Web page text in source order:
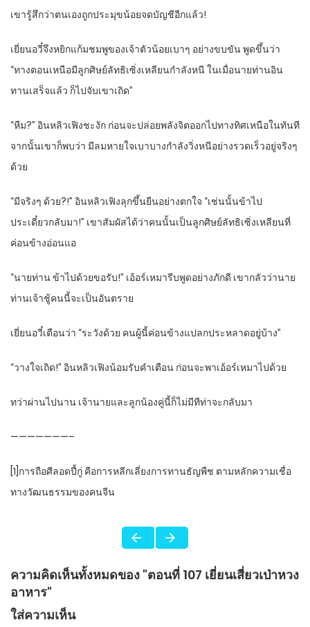
เขารู้สึกว่าตนเองถูกประมุขน้อยจดบัญชีอีกแล้ว!
เยี่ยนอวี๋จึงหยิกแก้มชมพูของเจ้าตัวน้อยเบาๆ อย่างขบขัน พูดขึ้นว่า
“ทางตอนเหนือมีลูกศิษย์ลัทธิเซิ่งเหลียนกำลังหนี ในเมื่อนายท่านอิน
ทานเสร็จแล้ว ก็ไปจับเขาเถิด”
“หืม?” อินหลิวเฟิงชะงัก ก่อนจะปล่อยพลังจิตออกไปทางทิศเหนือในทันที
จากนั้นเขาก็พบว่า มีลมหายใจเบาบางกำลังวิ่งหนีอย่างรวดเร็วอยู่จริงๆ
ด้วย
“มีจริงๆ ด้วย?!” อินหลิวเฟิงลุกขึ้นยืนอย่างตกใจ “เช่นนั้นข้าไป
ประเดี๋ยวกลับมา!” เขาสัมผัสได้ว่าคนนั้นเป็นลูกศิษย์ลัทธิเซิ่งเหลียนที่
ค่อนข้างอ่อนแอ
“นายท่าน ข้าไปด้วยขอรับ!” เอ้อร์เหมารีบพูดอย่างภักดี เขากลัวว่านาย
ท่านเจ้าชู้คนนี้จะเป็นอันตราย
เยี่ยนอวี๋เตือนว่า “ระวังด้วย คนผู้นี้ค่อนข้างแปลกประหลาดอยู่บ้าง”
“วางใจเถิด!” อินหลิวเฟิงน้อมรับคำเตือน ก่อนจะพาเอ้อร์เหมาไปด้วย
ทว่าผ่านไปนาน เจ้านายและลูกน้องคู่นี้ก็ไม่มีทีท่าจะกลับมา
———————–
[1]การถือศีลอดปี้กู่ คือการหลีกเลี่ยงการทานธัญพืช ตามหลักความเชื่อ
ทางวัฒนธรรมของคนจีน
ความคิดเห็นทั้งหมดของ "ตอนที่ 107 เยี่ยนเสี่ยวเป่าหวง
อาหาร"
ใส่ความเห็น